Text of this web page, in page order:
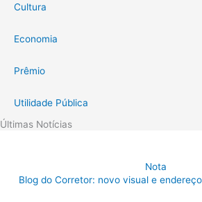
Cultura
Economia
Prêmio
Utilidade Pública
Últimas Notícias
Nota
Blog do Corretor: novo visual e